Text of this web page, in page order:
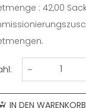
: 42,00 Sack
IN DEN WARENKORB